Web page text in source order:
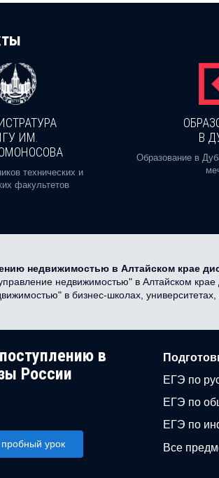
ИМ.
технических и
факультетов
В
Образование в
недвижимостью в Алтайском крае
недвижимостью" в Алтайском
в бизнес-школах,
в
России
урок
ЕГЭ по
ЕГЭ по
ЕГЭ по
Все